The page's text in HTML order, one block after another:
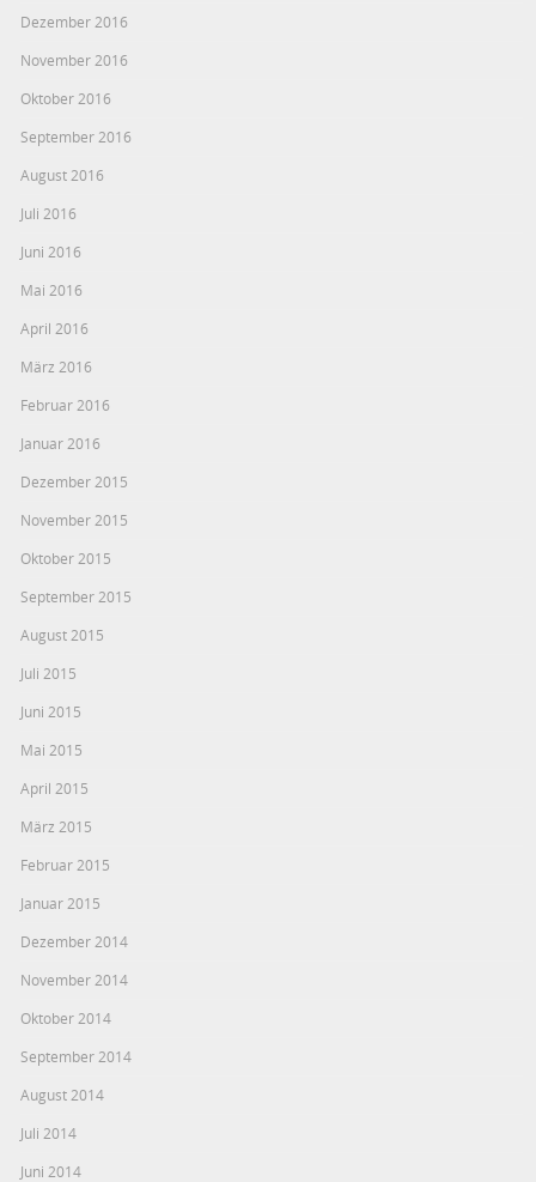
Dezember 2016
November 2016
Oktober 2016
September 2016
August 2016
Juli 2016
Juni 2016
Mai 2016
April 2016
März 2016
Februar 2016
Januar 2016
Dezember 2015
November 2015
Oktober 2015
September 2015
August 2015
Juli 2015
Juni 2015
Mai 2015
April 2015
März 2015
Februar 2015
Januar 2015
Dezember 2014
November 2014
Oktober 2014
September 2014
August 2014
Juli 2014
Juni 2014